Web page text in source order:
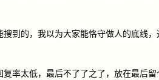
到的，我以为大家能恪守做人的底线
率太低，最后不了了之了，放在最后留